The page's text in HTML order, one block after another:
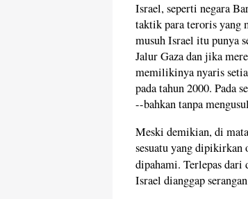
Israel, seperti negara
taktik para teroris yang
musuh Israel itu punya
Jalur Gaza dan jika
memilikinya nyaris
pada tahun 2000. Pada
--bahkan tanpa
Meski demikian, di
sesuatu yang dipikirkan
dipahami. Terlepas
Israel dianggap